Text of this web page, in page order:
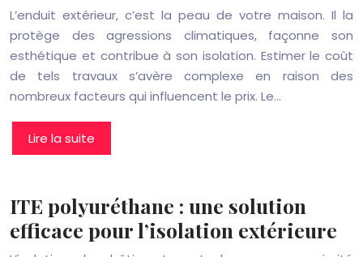
L’enduit extérieur, c’est la peau de votre maison. Il la
protège des agressions climatiques, façonne son
esthétique et contribue à son isolation. Estimer le coût
de tels travaux s’avère complexe en raison des
nombreux facteurs qui influencent le prix. Le…
Lire la suite
ITE polyuréthane : une solution
efficace pour l’isolation extérieure